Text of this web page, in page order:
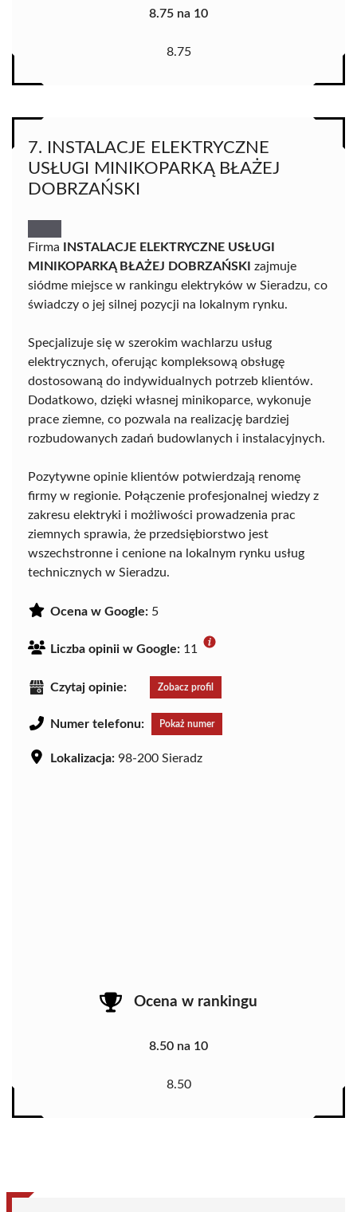
8.75 na 10
8.75
7. INSTALACJE ELEKTRYCZNE
USŁUGI MINIKOPARKĄ BŁAŻEJ
DOBRZAŃSKI
Firma
INSTALACJE ELEKTRYCZNE USŁUGI
MINIKOPARKĄ BŁAŻEJ DOBRZAŃSKI zajmuje
siódme miejsce w rankingu elektryków w Sieradzu, co
świadczy o jej silnej pozycji na lokalnym rynku.
Specjalizuje się w szerokim wachlarzu usług
elektrycznych, oferując kompleksową obsługę
dostosowaną do indywidualnych potrzeb klientów.
Dodatkowo, dzięki własnej minikoparce, wykonuje
prace ziemne, co pozwala na realizację bardziej
rozbudowanych zadań budowlanych i instalacyjnych.
Pozytywne opinie klientów potwierdzają renomę
firmy w regionie. Połączenie profesjonalnej wiedzy z
zakresu elektryki i możliwości prowadzenia prac
ziemnych sprawia, że przedsiębiorstwo jest
wszechstronne i cenione na lokalnym rynku usług
technicznych w Sieradzu.
Ocena w Google: 5
Liczba opinii w Google: 11
Czytaj opinie: Zobacz profil
Numer telefonu: Pokaż numer
Lokalizacja: 98-200 Sieradz
Ocena w rankingu
8.50 na 10
8.50